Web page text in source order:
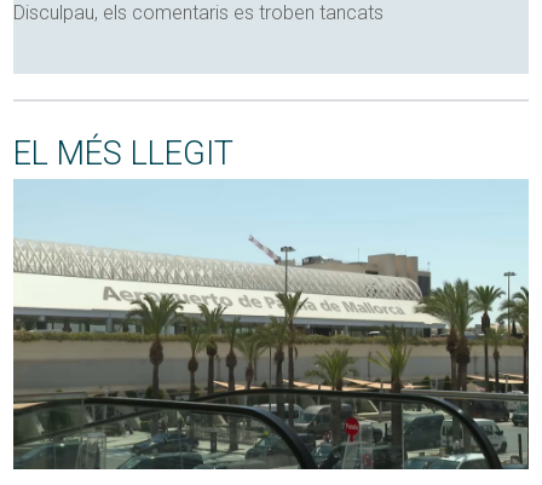
Disculpau, els comentaris es troben tancats
EL MÉS LLEGIT